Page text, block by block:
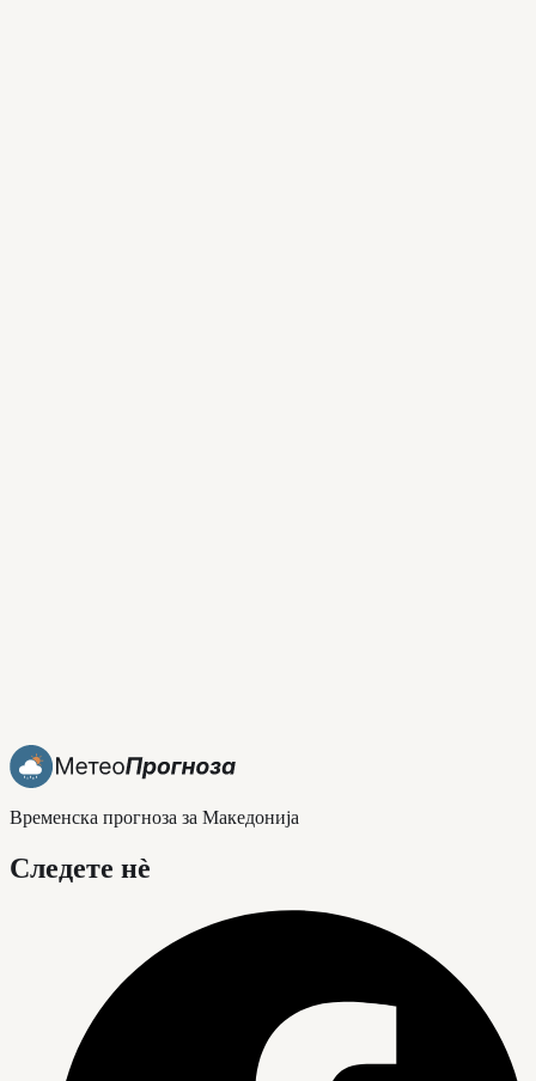
Временска прогноза за Македонија
Следете нè